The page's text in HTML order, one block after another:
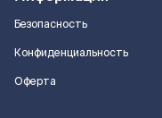
Безопасность
Конфиденциальность
Оферта